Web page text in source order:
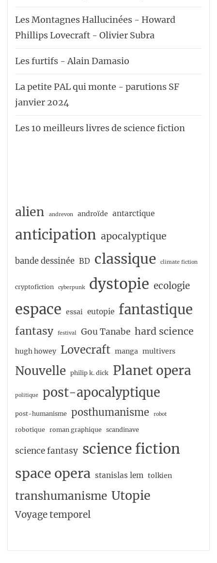
Les Montagnes Hallucinées - Howard
Phillips Lovecraft - Olivier Subra
Les furtifs - Alain Damasio
La petite PAL qui monte - parutions SF
janvier 2024
Les 10 meilleurs livres de science fiction
alien andrevon androïde antarctique
anticipation apocalyptique
bande dessinée BD classique climate fiction
cryptofiction cyberpunk dystopie ecologie
espace essai eutopie fantastique
fantasy festival Gou Tanabe hard science
hugh howey Lovecraft manga multivers
Nouvelle philip k. dick Planet opera
politique post-apocalyptique
post-humanisme posthumanisme robot
robotique roman graphique scandinave
science fantasy science fiction
space opera stanislas lem tolkien
transhumanisme Utopie
Voyage temporel